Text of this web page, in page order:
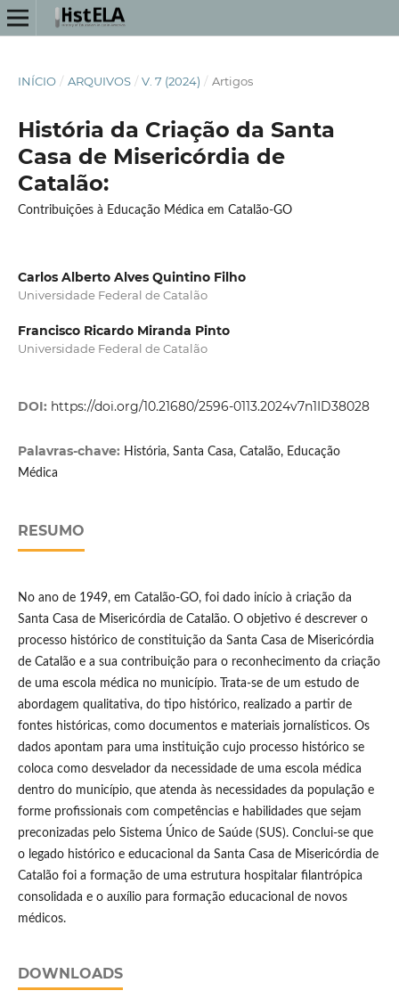
INÍCIO / ARQUIVOS / V. 7 (2024) / Artigos
História da Criação da Santa
Casa de Misericórdia de
Catalão:
Contribuições à Educação Médica em Catalão-GO
Carlos Alberto Alves Quintino Filho
Universidade Federal de Catalão
Francisco Ricardo Miranda Pinto
Universidade Federal de Catalão
DOI: https://doi.org/10.21680/2596-0113.2024v7n1ID38028
Palavras-chave: História, Santa Casa, Catalão, Educação
Médica
RESUMO
No ano de 1949, em Catalão-GO, foi dado início à criação da
Santa Casa de Misericórdia de Catalão. O objetivo é descrever o
processo histórico de constituição da Santa Casa de Misericórdia
de Catalão e a sua contribuição para o reconhecimento da criação
de uma escola médica no município. Trata-se de um estudo de
abordagem qualitativa, do tipo histórico, realizado a partir de
fontes históricas, como documentos e materiais jornalísticos. Os
dados apontam para uma instituição cujo processo histórico se
coloca como desvelador da necessidade de uma escola médica
dentro do município, que atenda às necessidades da população e
forme profissionais com competências e habilidades que sejam
preconizadas pelo Sistema Único de Saúde (SUS). Conclui-se que
o legado histórico e educacional da Santa Casa de Misericórdia de
Catalão foi a formação de uma estrutura hospitalar filantrópica
consolidada e o auxílio para formação educacional de novos
médicos.
DOWNLOADS